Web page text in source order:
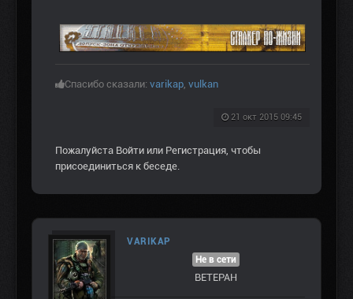
Спасибо сказали: varikap vulkan
21 окт 2015 09:45
Пожалуйста Войти или Регистрация , чтобы
присоединиться к беседе.
VARIKAP
Не в сети
ВЕТЕРАН